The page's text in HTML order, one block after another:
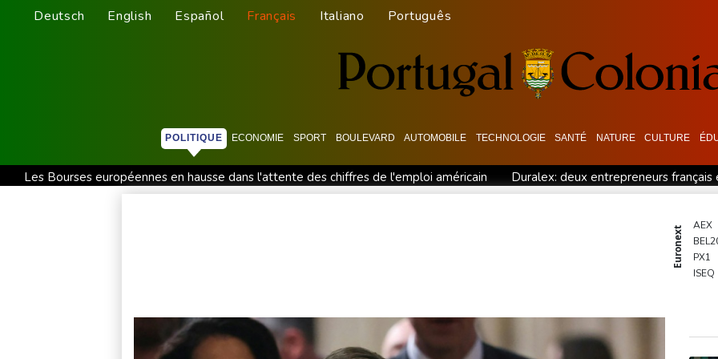
Deutsch English Español Français Italiano Português
POLITIQUE ECONOMIE SPORT BOULEVARD AUTOMOBILE TECHNOLOGIE SANTÉ NATURE CULTURE
Les Bourses européennes en hausse dans l'attente des chiffres de l'emploi américain
Duralex: deux entrepreneurs
Le chômage progresse une nouvelle fois en
Les dirigeants saoudien, turc et
En Afrique du Sud, après l'exil massif de
Euronext AEX
PX1
ISEQ